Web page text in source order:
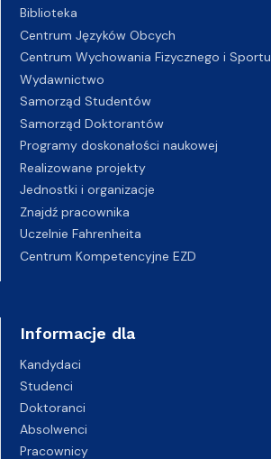
Biblioteka
Centrum Języków Obcych
Centrum Wychowania Fizycznego i Sportu
Wydawnictwo
Samorząd Studentów
Samorząd Doktorantów
Programy doskonałości naukowej
Realizowane projekty
Jednostki i organizacje
Znajdź pracownika
Uczelnie Fahrenheita
Centrum Kompetencyjne EZD
Informacje dla
Kandydaci
Studenci
Doktoranci
Absolwenci
Pracownicy